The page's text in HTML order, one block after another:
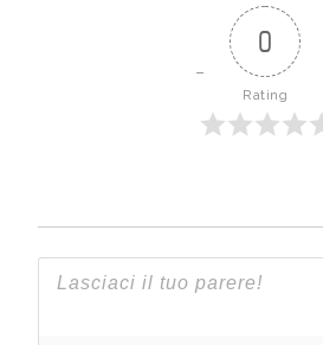
0
Rating